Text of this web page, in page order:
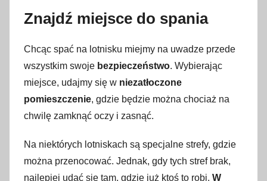
Znajdź miejsce do spania
Chcąc spać na lotnisku miejmy na uwadze przede
wszystkim swoje bezpieczeństwo. Wybierając
miejsce, udajmy się w niezatłoczone
pomieszczenie, gdzie będzie można chociaż na
chwilę zamknąć oczy i zasnąć.
Na niektórych lotniskach są specjalne strefy, gdzie
można przenocować. Jednak, gdy tych stref brak,
najlepiej udać się tam, gdzie już ktoś to robi. W